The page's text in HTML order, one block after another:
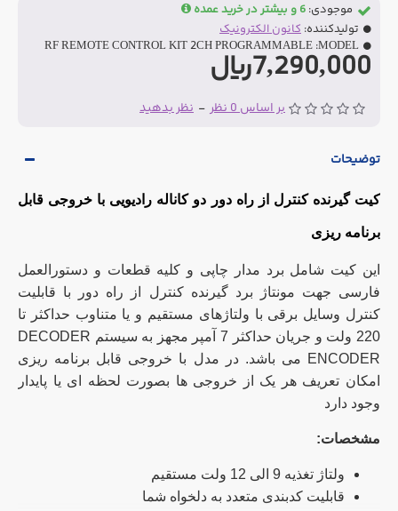
بر اساس 0 نظر - نظر بدهید
7,290,000ریال
موجودی: 6 و بیشتر در خرید عمده
تولیدکننده: کانون الکترونیک
MODEL:
RF REMOTE CONTROL KIT 2CH PROGRAMMABLE
توضیحات
کیت گیرنده کنترل از راه دور دو کاناله رادیویی با خروجی قابل
برنامه ریزی
این کیت شامل برد مدار چاپی و کلیه قطعات و دستورالعمل
فارسی جهت مونتاژ برد گیرنده کنترل از راه دور با قابلیت
کنترل وسایل برقی با ولتاژهای مستقیم و یا متناوب حداکثر تا
220 ولت و جریان حداکثر 7 آمپر مجهز به سیستم DECODER
ENCODER می باشد. در مدل با خروجی قابل برنامه ریزی
امکان تعریف هر یک از خروجی ها بصورت لحظه ای یا پایدار
وجود دارد
مشخصات:
ولتاژ تغذیه 9 الی 12 ولت مستقیم
قابلیت کدبندی متعدد به دلخواه شما